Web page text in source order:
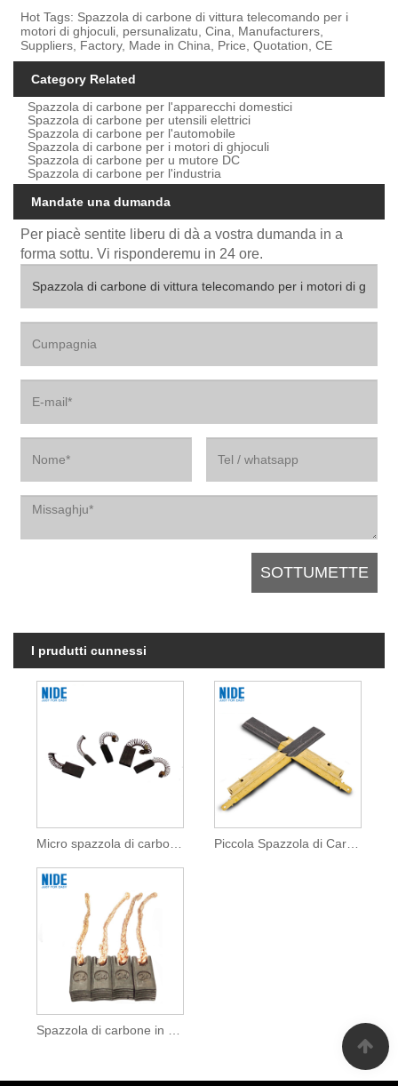
Hot Tags: Spazzola di carbone di vittura telecomando per i
motori di ghjoculi, persunalizatu, Cina, Manufacturers,
Suppliers, Factory, Made in China, Price, Quotation, CE
Category Related
Spazzola di carbone per l'apparecchi domestici
Spazzola di carbone per utensili elettrici
Spazzola di carbone per l'automobile
Spazzola di carbone per i motori di ghjoculi
Spazzola di carbone per u mutore DC
Spazzola di carbone per l'industria
Mandate una dumanda
Per piacè sentite liberu di dà a vostra dumanda in a
forma sottu. Vi risponderemu in 24 ore.
I prudutti cunnessi
Micro spazzola di carbone per i motori di ghjoculi